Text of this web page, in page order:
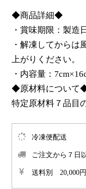
◆商品詳細◆
・賞味期限：製造
・解凍してからは
上がりください。
・内容量：
◆原材料について
特定原材料７品
冷凍便配送
ご注文から７日
送料別 20,000